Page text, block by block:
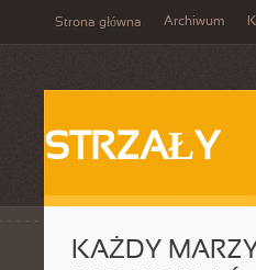
Strona główna Archiwum
STRZAŁY
KAŻDY